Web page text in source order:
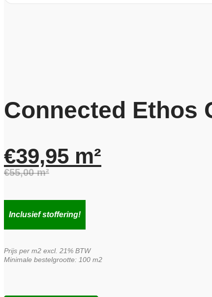
Connected Ethos
€55,00 m²
prijs
€55,00.
€39,95 m²
prijs
€39,95.
Inclusief stoffering!
Prijs per m2 excl. 21% BTW
Minimale bestelgrootte: 100 m2